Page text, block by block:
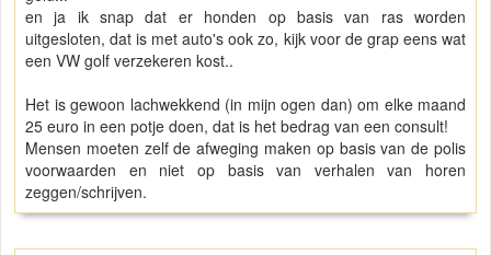
en ja ik snap dat er honden op basis van ras worden
uitgesloten, dat is met auto's ook zo, kijk voor de grap eens wat
een VW golf verzekeren kost..
Het is gewoon lachwekkend (in mijn ogen dan) om elke maand
25 euro in een potje doen, dat is het bedrag van een consult!
Mensen moeten zelf de afweging maken op basis van de polis
voorwaarden en niet op basis van verhalen van horen
zeggen/schrijven.